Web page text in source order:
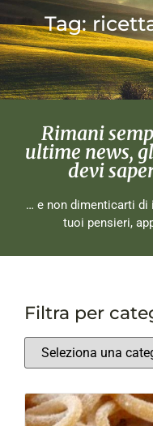
Tag:
Rimani
ultime news,
devi
… e non dimenticarti di
tuoi pensieri,
Filtra per